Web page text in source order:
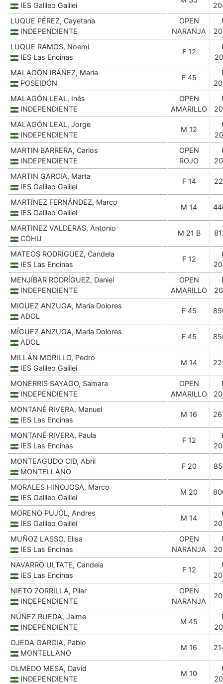
IES Galileo Galilei
LUQUE PÉREZ, Cayetana
INDEPENDIENTE
OPEN
NARANJA
LUQUE RAMOS, Noemí
IES Las Encinas
F 12
MALAGÓN IBÁÑEZ, Maria
POSEIDÓN
F 45
MALAGÓN LEAL, Inés
INDEPENDIENTE
OPEN
AMARILLO
MALAGÓN LEAL, Jorge
INDEPENDIENTE
M 12
MARTIN BARRERA, Carlos
INDEPENDIENTE
OPEN
ROJO
MARTIN GARCIA, Marta
IES Galileo Galilei
F 14
MARTÍNEZ FERNÁNDEZ, Marco
IES Galileo Galilei
M 14
MARTINEZ VALDERAS, Antonio
COHU
M 21 B
MATEOS RODRÍGUEZ, Candela
IES Las Encinas
F 12
MENJÍBAR RODRÍGUEZ, Daniel
INDEPENDIENTE
OPEN
AMARILLO
MIGUEZ ANZUGA, María Dolores
ADOL
F 45
MÍGUEZ ANZUGA, María Dolores
ADOL
F 45
MILLÁN MORILLO, Pedro
IES Galileo Galilei
M 14
MONERRIS SAYAGO, Samara
INDEPENDIENTE
OPEN
AMARILLO
MONTANÉ RIVERA, Manuel
IES Las Encinas
M 16
MONTANÉ RIVERA, Paula
IES Las Encinas
F 12
MONTEAGUDO CID, Abril
MONTELLANO
F 20
MORALES HINOJOSA, Marco
IES Galileo Galilei
M 20
MORENO PUJOL, Andres
IES Galileo Galilei
M 14
MUÑOZ LASSO, Elisa
IES Las Encinas
OPEN
NARANJA
NAVARRO ULTATE, Candela
IES Las Encinas
F 12
NIETO ZORRILLA, Pilar
INDEPENDIENTE
OPEN
NARANJA
NÚÑEZ RUEDA, Jaime
INDEPENDIENTE
M 45
OJEDA GARCIA, Pablo
MONTELLANO
M 16
OLMEDO MESA, David
INDEPENDIENTE
M 10